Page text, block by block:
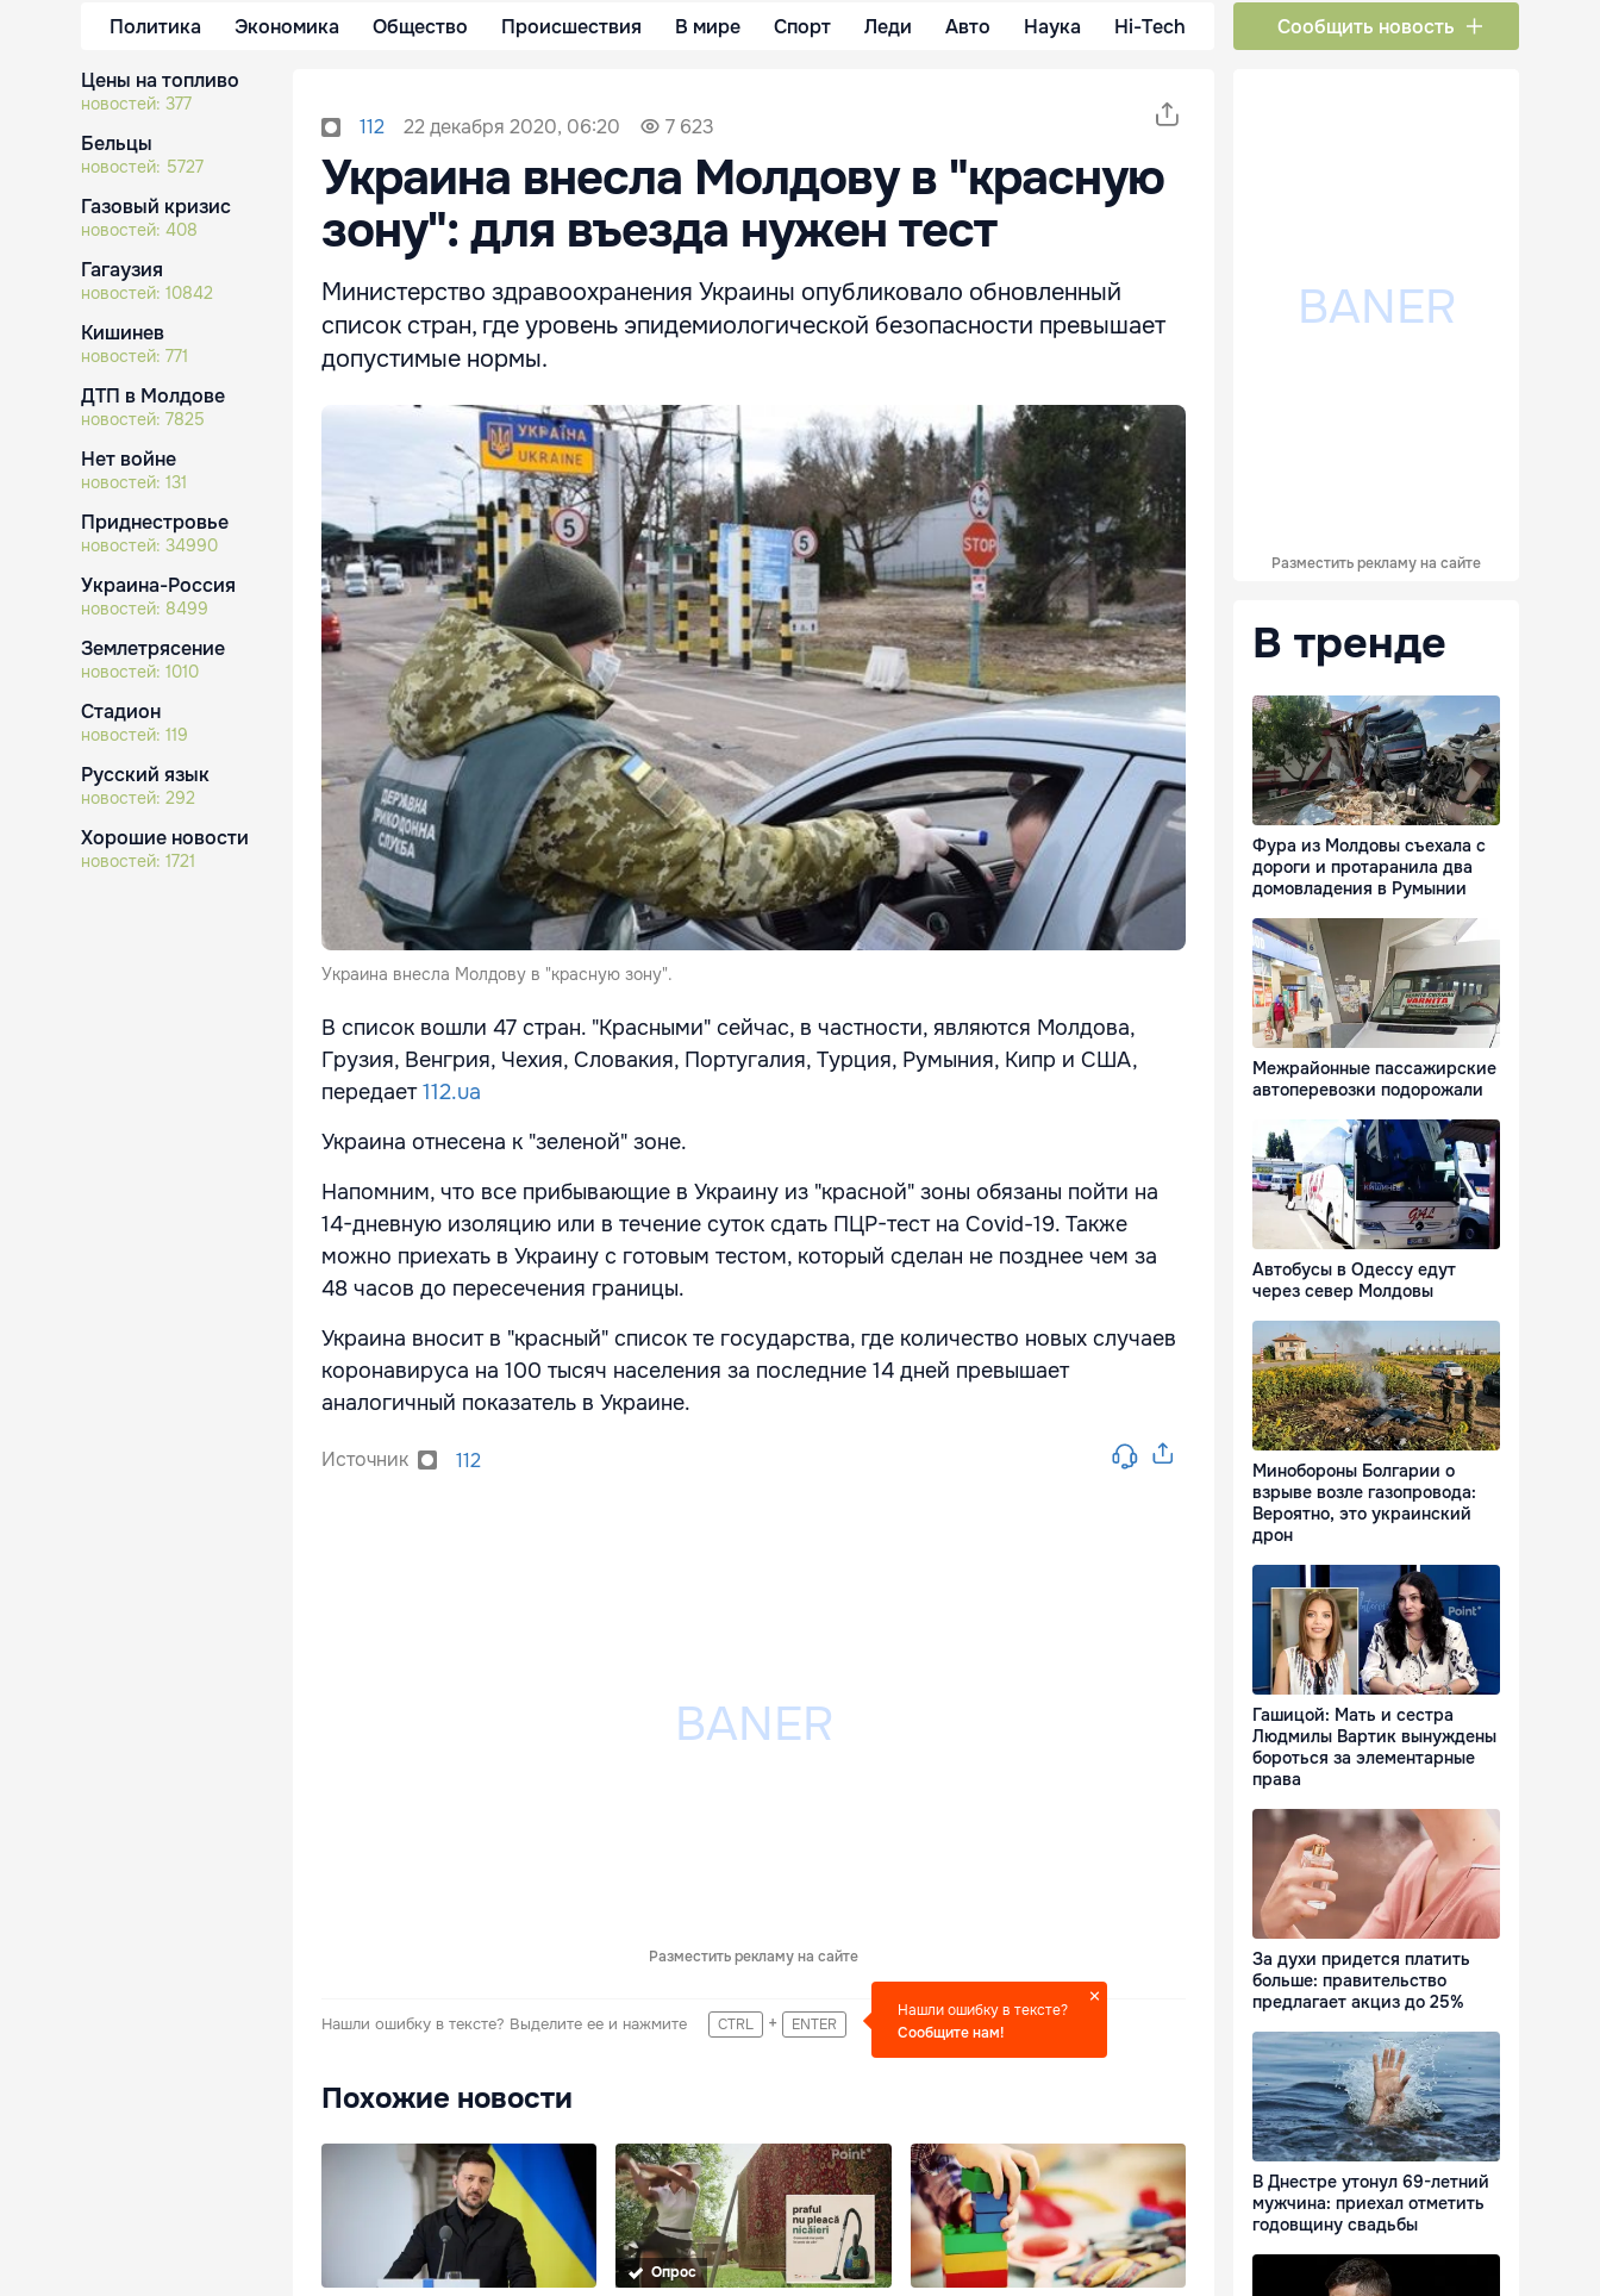
Политика Экономика Общество Происшествия В мире Спорт Леди Авто Наука Hi-Tech Сообщить новость
Цены на топливо
новостей: 377
Бельцы
новостей: 5727
Газовый кризис
новостей: 408
Гагаузия
новостей: 10842
Кишинев
новостей: 771
ДТП в Молдове
новостей: 7825
Нет войне
новостей: 131
Приднестровье
новостей: 34990
Украина-Россия
новостей: 8499
Землетрясение
новостей: 1010
Стадион
новостей: 119
Русский язык
новостей: 292
Хорошие новости
новостей: 1721
112 22 декабря 2020, 06:20 7 623
Украина внесла Молдову в "красную
зону": для въезда нужен тест
Министерство здравоохранения Украины опубликовало обновленный
список стран, где уровень эпидемиологической безопасности превышает
допустимые нормы.
Украина внесла Молдову в "красную зону".
В список вошли 47 стран. "Красными" сейчас, в частности, являются Молдова,
Грузия, Венгрия, Чехия, Словакия, Португалия, Турция, Румыния, Кипр и США,
передает112.ua
Украина отнесена к "зеленой" зоне.
Напомним, что все прибывающие в Украину из "красной" зоны обязаны пойти на
14-дневную изоляцию или в течение суток сдать ПЦР-тест на Covid-19. Также
можно приехать в Украину с готовым тестом, который сделан не позднее чем за
48 часов до пересечения границы.
Украина вносит в "красный" список те государства, где количество новых случаев
коронавируса на 100 тысяч населения за последние 14 дней превышает
аналогичный показатель в Украине.
Источник 112
Разместить рекламу на сайте
Нашли ошибку в тексте? Выделите ее и нажмите CTRL + ENTER
Нашли ошибку в тексте?
Сообщите нам!
Похожие новости
Опрос
Разместить рекламу на сайте
В тренде
Фура из Молдовы съехала с
дороги и протаранила два
домовладения в Румынии
Межрайонные пассажирские
автоперевозки подорожали
Автобусы в Одессу едут
через север Молдовы
Минобороны Болгарии о
взрыве возле газопровода:
Вероятно, это украинский
дрон
Гашицой: Мать и сестра
Людмилы Вартик вынуждены
бороться за элементарные
права
За духи придется платить
больше: правительство
предлагает акциз до 25%
В Днестре утонул 69-летний
мужчина: приехал отметить
годовщину свадьбы